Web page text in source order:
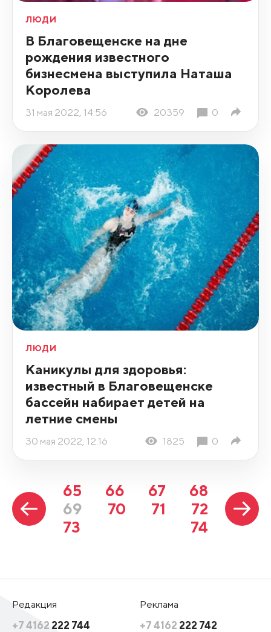
ЛЮДИ
В Благовещенске на дне
рождения известного
бизнесмена выступила Наташа
Королева
31 мая 2022, 14:56 20359 0
ЛЮДИ
Каникулы для здоровья:
известный в Благовещенске
бассейн набирает детей на
летние смены
30 мая 2022, 12:16 1825 0
65 66 67
68
69
70 71
72
73
74
Редакция
+7 4162 222 744
Реклама
+7 4162 222 742